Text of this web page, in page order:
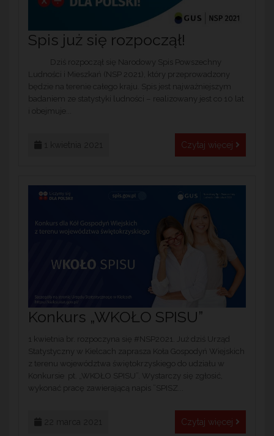
Spis już się rozpoczął!
Dziś rozpoczął się Narodowy Spis Powszechny
Ludności i Mieszkań (NSP 2021), który przeprowadzony
będzie na terenie całego kraju. Spis jest najważniejszym
badaniem ze statystyki ludności – realizowany jest co 10 lat
i obejmuje...
Czytaj więcej
Konkurs „WKOŁO SPISU”
1 kwietnia br. rozpoczyna się #NSP2021. Już dziś Urząd
Statystyczny w Kielcach zaprasza Koła Gospodyń Wiejskich
z terenu województwa świętokrzyskiego do udziału w
Konkursie pt. „WKOŁO SPISU”. Wystarczy się zgłosić,
wykonać pracę zawierającą napis ”SPISZ...
Czytaj więcej